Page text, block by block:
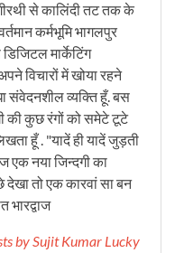
से कालिंदी तट तक के
कर्मभूमि भागलपुर
मार्केटिंग
विचारों में खोया रहने
संवेदनशील व्यक्ति हूँ. बस
की कुछ रंगों को समेटे टूटे
हूँ . "यादें ही यादें जुड़ती
एक नया जिन्दगी का
तो एक कारवां सा बन
भारद्वाज
by Sujit Kumar Lucky